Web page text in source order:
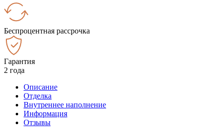
Беспроцентная рассрочка
Гарантия
2 года
Описание
Отделка
Внутреннее наполнение
Информация
Отзывы